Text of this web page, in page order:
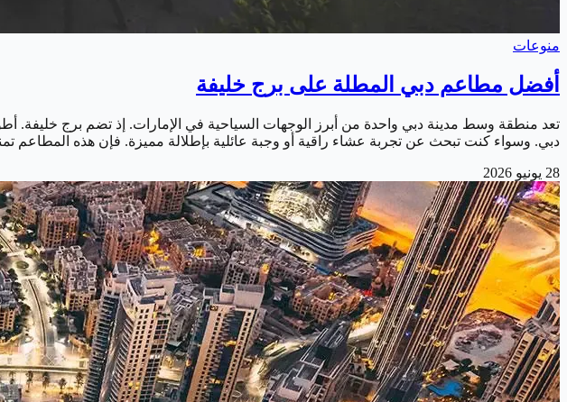
منوعات
أفضل مطاعم دبي المطلة على برج خليفة
تعد منطقة وسط مدينة دبي واحدة من أبرز الوجهات السياحية في الإمارات. إذ تضم برج خليفة.
دبي. وسواء كنت تبحث عن تجربة عشاء راقية أو وجبة عائلية بإطلالة مميزة. فإن هذه المطاعم
28 يونيو 2026